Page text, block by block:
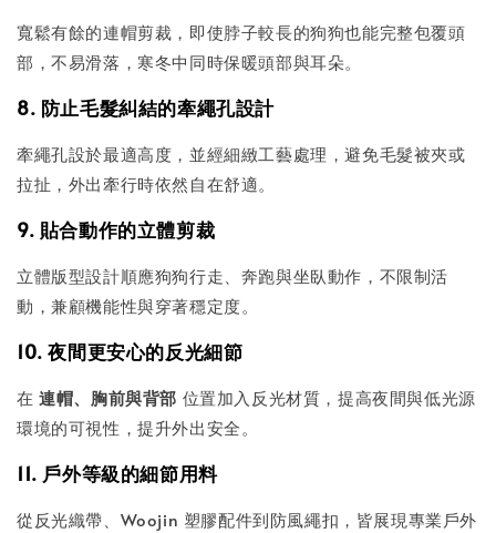
寬鬆有餘的連帽剪裁，即使脖子較長的狗狗也能完整包覆頭
部，不易滑落，寒冬中同時保暖頭部與耳朵。
8. 防止毛髮糾結的牽繩孔設計
牽繩孔設於最適高度，並經細緻工藝處理，避免毛髮被夾或
拉扯，外出牽行時依然自在舒適。
9. 貼合動作的立體剪裁
立體版型設計順應狗狗行走、奔跑與坐臥動作，不限制活
動，兼顧機能性與穿著穩定度。
10. 夜間更安心的反光細節
在連帽、胸前與背部 位置加入反光材質，提高夜間與低光源
環境的可視性，提升外出安全。
11. 戶外等級的細節用料
從反光織帶、Woojin 塑膠配件到防風繩扣，皆展現專業戶外